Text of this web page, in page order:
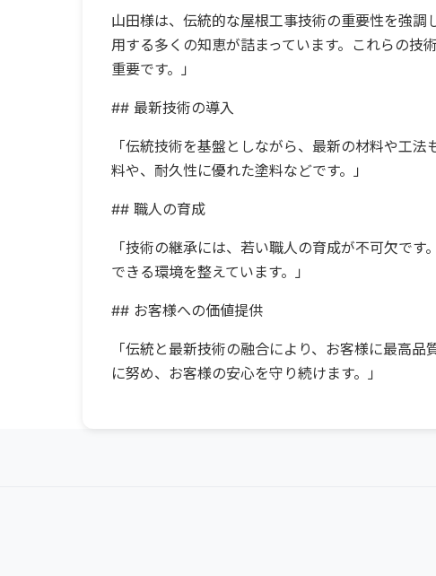
山田様は、伝統的な屋根工事技術の重要性を強
用する多くの知恵が詰まっています。これらの技
重要です。」
## 最新技術の導入
「伝統技術を基盤としながら、最新の材料や工
料や、耐久性に優れた塗料などです。」
## 職人の育成
「技術の継承には、若い職人の育成が不可欠で
できる環境を整えています。」
## お客様への価値提供
「伝統と最新技術の融合により、お客様に最高
に努め、お客様の安心を守り続けます。」